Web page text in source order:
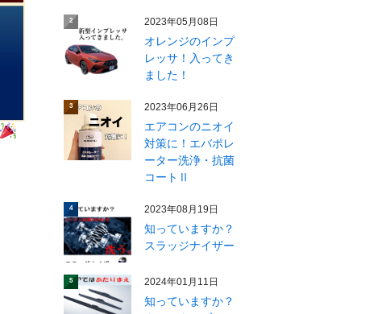
2 2023年05月08日
オレンジのインプ
レッサ！入ってき
ました！
3 2023年06月26日
エアコンのニオイ
対策に！エバポレ
ーター洗浄・抗菌
コートⅡ
4 2023年08月19日
知っていますか？
スラッジナイザー
5 2024年01月11日
知っていますか？